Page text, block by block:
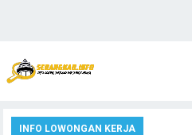
INFO LOWONGAN KERJA